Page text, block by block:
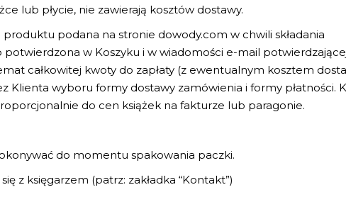
lub płycie, nie zawierają kosztów dostawy.
podana na stronie dowody.com w chwili składania
w Koszyku i w wiadomości e-mail
całkowitej kwoty do zapłaty (z ewentualnym kosztem
Klienta wyboru formy dostawy zamówienia i formy płatności.
do cen książek na fakturze lub paragonie.
do momentu spakowania paczki.
z księgarzem (patrz: zakładka “Kontakt”)